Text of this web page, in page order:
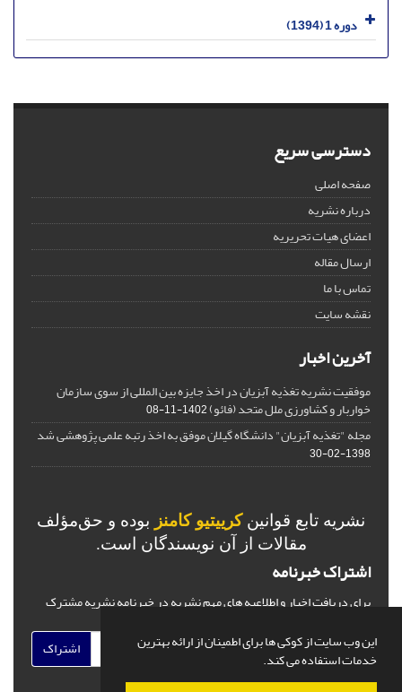
این وب سایت از کوکی ها برای اطمینان از ارائه بهترین
خدمات استفاده می کند.
دوره 1 (1394)
دسترسی سریع
صفحه اصلی
درباره نشریه
اعضای هیات تحریریه
ارسال مقاله
تماس با ما
نقشه سایت
آخرین اخبار
موفقیت نشریه تغذیه آبزیان در اخذ جایزه بین المللی از سوی سازمان
خواربار و کشاورزی ملل متحد (فائو)1402-11-08
مجله "تغذیه آبزیان" دانشگاه گیلان موفق به اخذ رتبه علمی پژوهشی شد
1398-02-30
نشریه تابع قوانینکرییتیو کامنز بوده و حق‌مؤلف
مقالات از آن نویسندگان است.
اشتراک خبرنامه
برای دریافت اخبار و اطلاعیه های مهم نشریه در خبرنامه نشریه مشترک
اشتراک